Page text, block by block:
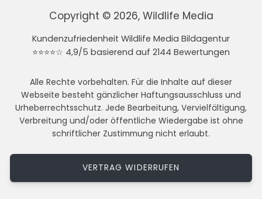
Copyright © 2026, Wildlife Media
Kundenzufriedenheit Wildlife Media Bildagentur
⭐⭐⭐⭐☆ 4,9/5 basierend auf 2144 Bewertungen
Alle Rechte vorbehalten. Für die Inhalte auf dieser
Webseite besteht gänzlicher Haftungsausschluss und
Urheberrechtsschutz. Jede Bearbeitung, Vervielfältigung,
Verbreitung und/oder öffentliche Wiedergabe ist ohne
schriftlicher Zustimmung nicht erlaubt.
VERTRAG WIDERRUFEN